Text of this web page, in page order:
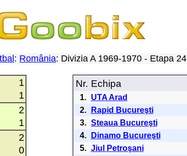
: România: Divizia A 1969-1970 - Etapa 24
1
1
2
1
2
0
Nr. Echipa
1. UTA Arad
2.
Rapid Bucureşti
3. Steaua Bucureşti
4.
Dinamo Bucureşti
5. Jiul Petroşani